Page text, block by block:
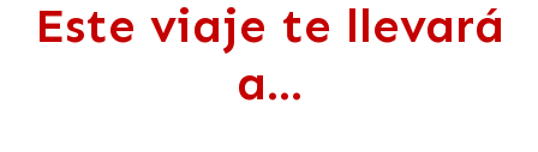
Este viaje te llevará
a...